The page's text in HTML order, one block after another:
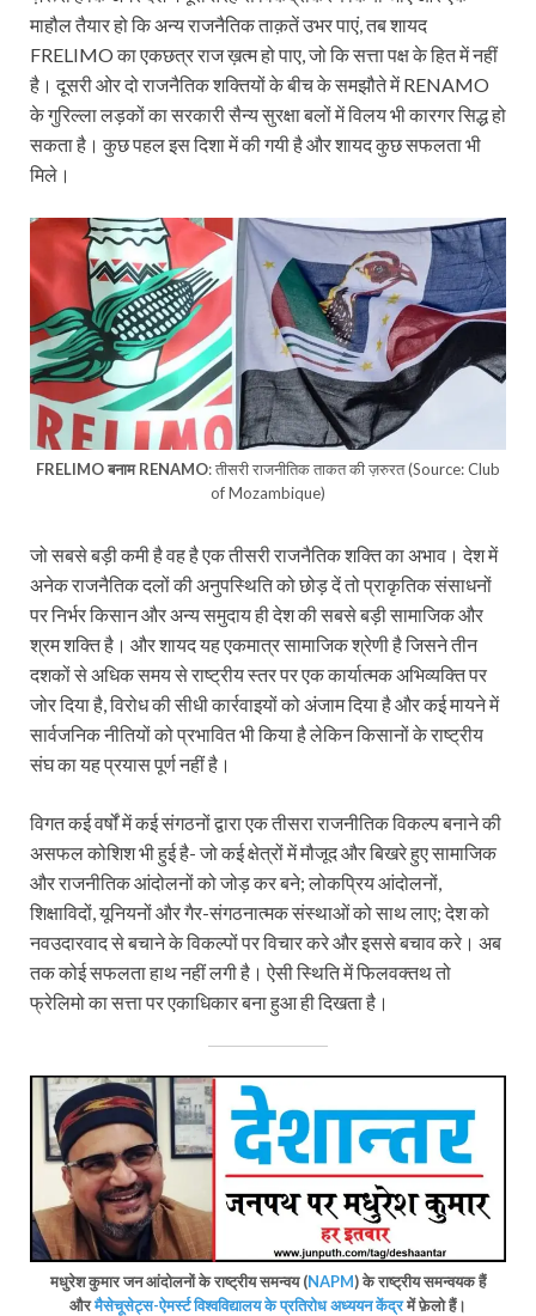
माहौल तैयार हो कि अन्य राजनैतिक ताक़तें उभर पाएं, तब शायद
FRELIMO का एकछत्र राज ख़त्म हो पाए, जो कि सत्ता पक्ष के हित में नहीं
है। दूसरी ओर दो राजनैतिक शक्तियों के बीच के समझौते में RENAMO
के गुरिल्ला लड़कों का सरकारी सैन्य सुरक्षा बलों में विलय भी कारगर सिद्ध हो
सकता है। कुछ पहल इस दिशा में की गयी है और शायद कुछ सफलता भी
मिले।
FRELIMO बनाम RENAMO: तीसरी राजनीतिक ताकत की ज़रुरत (Source: Club
of Mozambique)
जो सबसे बड़ी कमी है वह है एक तीसरी राजनैतिक शक्ति का अभाव। देश में
अनेक राजनैतिक दलों की अनुपस्थिति को छोड़ दें तो प्राकृतिक संसाधनों
पर निर्भर किसान और अन्य समुदाय ही देश की सबसे बड़ी सामाजिक और
श्रम शक्ति है। और शायद यह एकमात्र सामाजिक श्रेणी है जिसने तीन
दशकों से अधिक समय से राष्ट्रीय स्तर पर एक कार्यात्मक अभिव्यक्ति पर
जोर दिया है, विरोध की सीधी कार्रवाइयों को अंजाम दिया है और कई मायने में
सार्वजनिक नीतियों को प्रभावित भी किया है लेकिन किसानों के राष्ट्रीय
संघ का यह प्रयास पूर्ण नहीं है।
विगत कई वर्षों में कई संगठनों द्वारा एक तीसरा राजनीतिक विकल्प बनाने की
असफल कोशिश भी हुई है- जो कई क्षेत्रों में मौजूद और बिखरे हुए सामाजिक
और राजनीतिक आंदोलनों को जोड़ कर बने; लोकप्रिय आंदोलनों,
शिक्षाविदों, यूनियनों और गैर-संगठनात्मक संस्थाओं को साथ लाए; देश को
नवउदारवाद से बचाने के विकल्पों पर विचार करे और इससे बचाव करे। अब
तक कोई सफलता हाथ नहीं लगी है। ऐसी स्थिति में फिलवक्तथ तो
फ्रेलि‍मो का सत्ता पर एकाधिकार बना हुआ ही दिखता है।
मधुरेश कुमार जन आंदोलनों के राष्ट्रीय समन्‍वय (NAPM) के राष्ट्रीय समन्वयक हैं
औरमैसेचूसेट्स-ऐमर्स्ट विश्वविद्यालय के प्रतिरोध अध्ययन केंद्रमें फ़ेलो हैं।